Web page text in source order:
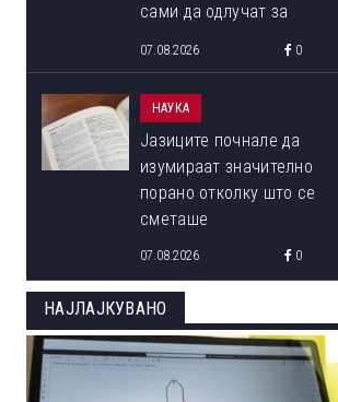
сами да одлучат за
07.08.2026 0
НАУКА
Јазиците почнале да
изумираат значително
порано отколку што се
сметаше
07.08.2026 0
НАЈЛАЈКУВАНО